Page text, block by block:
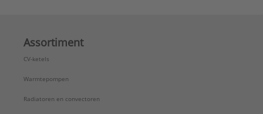
Assortiment
CV-ketels
Warmtepompen
Radiatoren en convectoren